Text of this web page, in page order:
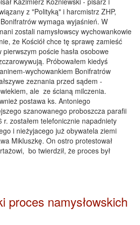
z "Polityką" i harcmistrz ZHP,
wymaga wyjaśnień. W
zostali namysłowscy wychowankowie
że Kościół chce tę sprawę zamieść
poście hasła osobowe
Próbowałem kiedyś
wychowankiem Bonifratrów
zeznania przed sądem -
ale ze ścianą milczenia.
postawa ks. Antoniego
szanowanego proboszcza parafii
r. zostałem telefonicznie napadniety
i nieżyjacego już obywatela ziemi
Mikluszkę. On ostro protestował
bo twierdził, że proces był
proces namysłowskich